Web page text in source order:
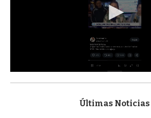
s
Últimas Noticias